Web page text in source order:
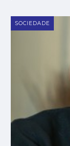
SOCIEDADE